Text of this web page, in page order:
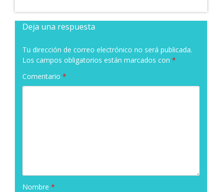
Deja una respuesta
Tu dirección de correo electrónico no será publicada.
Los campos obligatorios están marcados con *
Comentario *
Nombre *